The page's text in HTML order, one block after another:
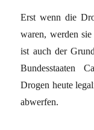
Erst wenn die
waren, werden
ist auch der
Bundesstaaten
Drogen heute
abwerfen.